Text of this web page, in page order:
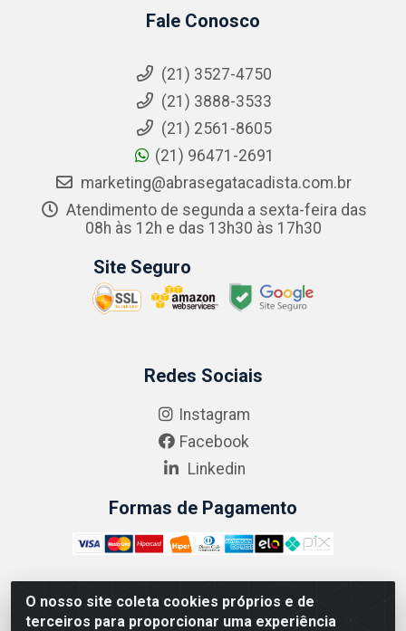
O nosso site coleta cookies próprios e de
terceiros para proporcionar uma experiência
Fale Conosco
(21) 3527-4750
(21) 3888-3533
(21) 2561-8605
(21) 96471-2691
marketing@abrasegatacadista.com.br
Atendimento de segunda a sexta-feira das
08h às 12h e das 13h30 às 17h30
Site Seguro
Redes Sociais
Instagram
Facebook
Linkedin
Formas de Pagamento
ABRASEG COMÉRCIO ATACADISTA LTDA - CNPJ: